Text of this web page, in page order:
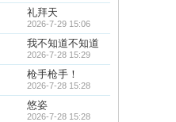
礼拜天
2026-7-29 15:06
我不知道不知道
2026-7-28 15:29
枪手枪手！
2026-7-28 15:28
悠姿
2026-7-28 15:28